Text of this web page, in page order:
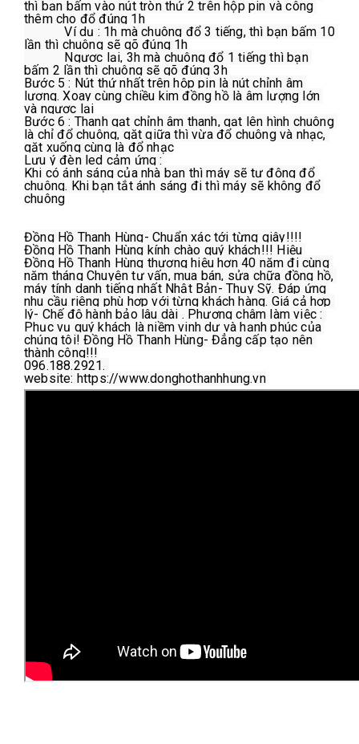
thì bạn bấm vào nút tròn thứ 2 trên hộp pin và công
thêm cho đổ đúng 1h
            Ví dụ : 1h mà chuông đổ 3 tiếng, thì bạn bấm 10
lần thì chuông sẽ gõ đúng 1h
bấm 2 lần thì chuông sẽ gõ đúng 3h
Bước 5 : Nút thứ nhất trên hộp pin là nút chỉnh âm
lượng. Xoay cùng chiều kim đồng hồ là âm lượng lớn
và ngược lại
Bước 6 : Thanh gạt chỉnh âm thanh, gạt lên hình chuông
là chỉ đổ chuông, gặt giữa thì vừa đổ chuông và nhạc,
gặt xuống cùng là đổ nhạc
Lưu ý đèn led cảm ứng :
Khi có ánh sáng của nhà bạn thì máy sẽ tự động đổ
chuông. Khi bạn tắt ánh sáng đi thì máy sẽ không đổ
chuông
Đồng Hồ Thanh Hùng- Chuẩn xác tới từng giây!!!!
Đồng Hồ Thanh Hùng kính chào quý khách!!! Hiệu
Đồng Hồ Thanh Hùng thương hiệu hơn 40 năm đi cùng
năm tháng Chuyên tư vấn, mua bán, sửa chữa đồng hồ,
máy tính danh tiếng nhất Nhật Bản- Thụy Sỹ. Đáp ứng
nhu cầu riêng phù hợp với từng khách hàng. Giá cả hợp
lý- Chế độ hành bảo lâu dài . Phương châm làm việc :
Phục vụ quý khách là niềm vinh dự và hạnh phúc của
chúng tôi! Đồng Hồ Thanh Hùng- Đẳng cấp tạo nên
thành công!!!
096.188.2921.
website: https://www.donghothanhhung.vn